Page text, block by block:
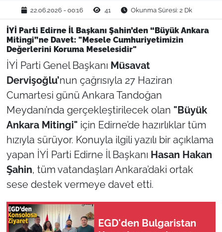
22.06.2026 - 00:16 41 Okunma Süresi: 2 Dk
İYİ Parti Edirne İl Başkanı Şahin’den “Büyük Ankara
Mitingi”ne Davet: "Mesele Cumhuriyetimizin
Değerlerini Koruma Meselesidir"
İYİ Parti Genel Başkanı Müsavat
Dervişoğlu’nun çağrısıyla 27 Haziran
Cumartesi günü Ankara Tandoğan
Meydanı’nda gerçekleştirilecek olan "Büyük
Ankara Mitingi" için Edirne’de hazırlıklar tüm
hızıyla sürüyor. Konuyla ilgili yazılı bir açıklama
yapan İYİ Parti Edirne İl Başkanı Hasan Hakan
Şahin, tüm vatandaşları Ankara’daki ortak
sese destek vermeye davet etti.
EGD'den Bulgaristan
YAŞAM
EDİRNE
KIRKLARELİ
ÇANAKKALE
Bölge
Güvenlik
Genel